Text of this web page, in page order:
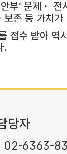
부’ 문제・
보존 등 가치가
접수 받아 역
.
당자
02-6363-